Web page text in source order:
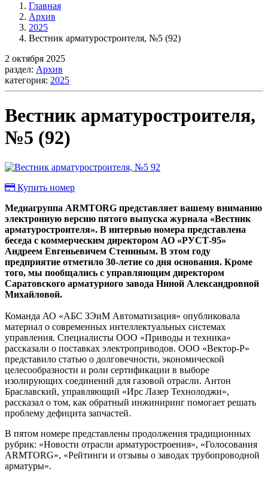
Главная
Архив
2025
Вестник арматуростроителя, №5 (92)
2 октября 2025
раздел: Архив
категория: 2025
Вестник арматуростроителя,
№5 (92)
Купить номер
Медиагруппа ARMTORG представляет вашему вниманию
электронную версию пятого выпуска журнала «Вестник
арматуростроителя». В интервью номера представлена
беседа с коммерческим директором АО «РУСТ-95»
Андреем Евгеньевичем Стениным. В этом году
предприятие отметило 30-летие со дня основания. Кроме
того, мы пообщались с управляющим директором
Саратовского арматурного завода Ниной Александровной
Михайловой.
Команда АО «АБС ЗЭиМ Автоматизация» опубликовала
материал о современных интеллектуальных системах
управления. Специалисты ООО «Приводы и техника»
рассказали о поставках электроприводов. ООО «Вектор-Р»
представило статью о долговечности, экономической
целесообразности и роли сертификации в выборе
изолирующих соединений для газовой отрасли. Антон
Браславский, управляющий «Ирс Лазер Технолоджи»,
рассказал о том, как обратный инжиниринг помогает решать
проблему дефицита запчастей.
В пятом номере представлены продолжения традиционных
рубрик: «Новости отрасли арматуростроения», «Голосования
ARMTORG», «Рейтинги и отзывы о заводах трубопроводной
арматуры».